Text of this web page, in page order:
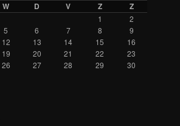
W D V Z Z
1
2
5 6 7 8
9
12 13 14 15
16
19 20 21 22
23
26 27 28 29
30